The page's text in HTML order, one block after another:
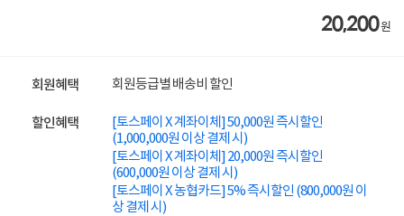
20,200원
회원혜택 회원등급별 배송비 할인
할인혜택
[토스페이 X 계좌이체] 50,000원 즉시할인
(1,000,000원 이상 결제 시)
[토스페이 X 계좌이체] 20,000원 즉시할인
(600,000원 이상 결제 시)
[토스페이 X 농협카드] 5% 즉시할인 (800,000원 이
상 결제 시)